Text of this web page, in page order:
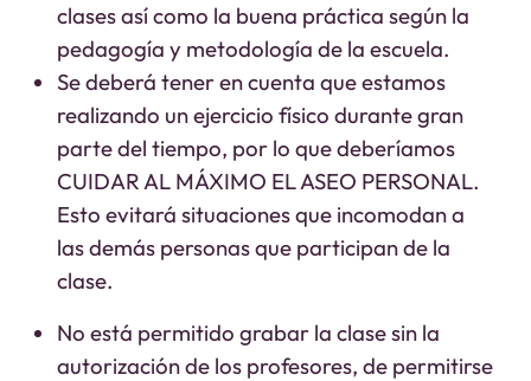
clases así como la buena práctica según la
pedagogía y metodología de la escuela.
Se deberá tener en cuenta que estamos
realizando un ejercicio físico durante gran
parte del tiempo, por lo que deberíamos
CUIDAR AL MÁXIMO EL ASEO PERSONAL.
Esto evitará situaciones que incomodan a
las demás personas que participan de la
clase.
No está permitido grabar la clase sin la
autorización de los profesores, de permitirse